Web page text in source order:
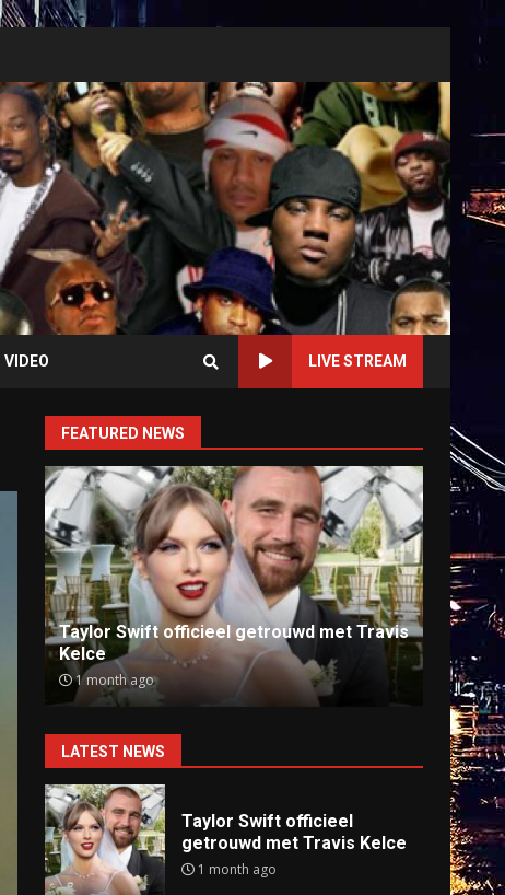
VIDEO LIVE STREAM
FEATURED NEWS
Ray J klaagt Kim Kardashian aan om
sekstape
9 months ago
Anti-
9
LATEST NEWS
Taylor Swift officieel
getrouwd met Travis Kelce
1 month ago